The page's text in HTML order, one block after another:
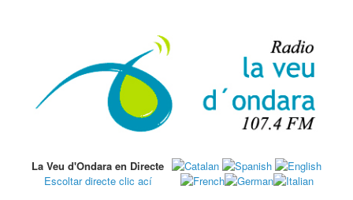
La Veu d'Ondara en Directe
Escoltar directe clic ací